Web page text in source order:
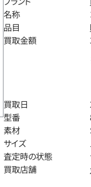
名称
品目
買取金額
買取日
型番
素材
サイズ
査定時の状態
買取店舗